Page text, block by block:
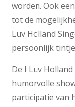
worden. Ook
tot de
Luv Holland
persoonlijk
De I Luv
humorvolle
participatie van